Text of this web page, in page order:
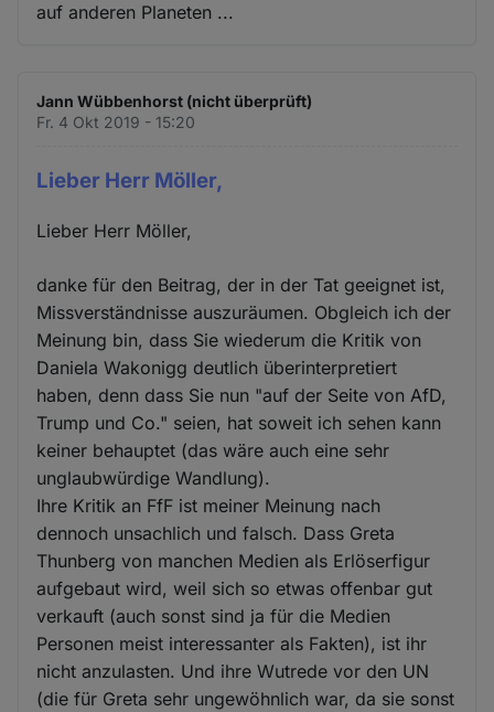
auf anderen Planeten ...
Jann Wübbenhorst (nicht überprüft)
Fr. 4 Okt 2019 - 15:20
Lieber Herr Möller,
Lieber Herr Möller,
danke für den Beitrag, der in der Tat geeignet ist,
Missverständnisse auszuräumen. Obgleich ich der
Meinung bin, dass Sie wiederum die Kritik von
Daniela Wakonigg deutlich überinterpretiert
haben, denn dass Sie nun "auf der Seite von AfD,
Trump und Co." seien, hat soweit ich sehen kann
keiner behauptet (das wäre auch eine sehr
unglaubwürdige Wandlung).
Ihre Kritik an FfF ist meiner Meinung nach
dennoch unsachlich und falsch. Dass Greta
Thunberg von manchen Medien als Erlöserfigur
aufgebaut wird, weil sich so etwas offenbar gut
verkauft (auch sonst sind ja für die Medien
Personen meist interessanter als Fakten), ist ihr
nicht anzulasten. Und ihre Wutrede vor den UN
(die für Greta sehr ungewöhnlich war, da sie sonst